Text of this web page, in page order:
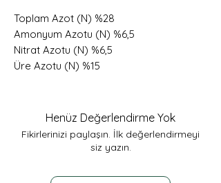
Toplam Azot (N) %28
Amonyum Azotu (N) %6,5
Nitrat Azotu (N) %6,5
Üre Azotu (N) %15
Henüz Değerlendirme Yok
Fikirlerinizi paylaşın. İlk değerlendirmeyi
siz yazın.